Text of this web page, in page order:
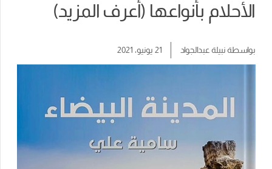
الأحلام بأنواعها (أعرف المزيد)
بواسطةنبيلة عبدالجواد 21 يونيو، 2021